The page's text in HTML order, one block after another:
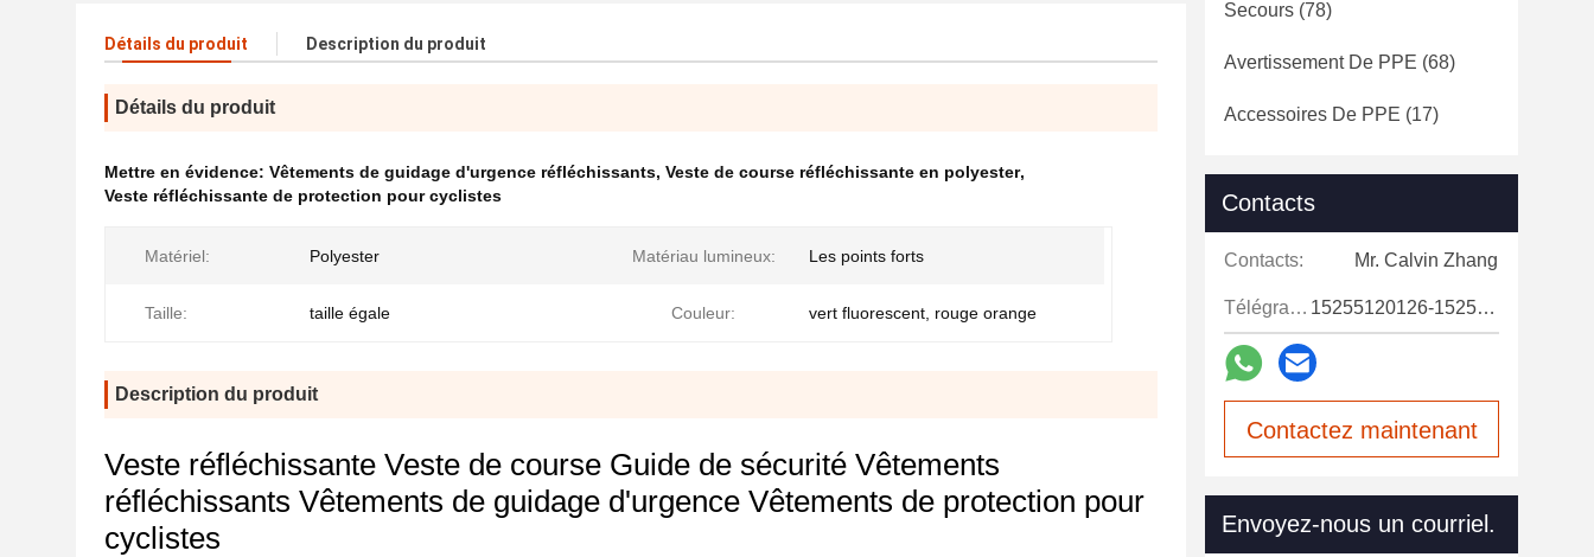
Détails du produit Description du produit
Détails du produit
Mettre en évidence: Vêtements de guidage d'urgence réfléchissants, Veste de course réfléchissante en polyester,
Veste réfléchissante de protection pour cyclistes
Matériel: Polyester Matériau lumineux: Les points forts
Taille: taille égale Couleur: vert fluorescent, rouge orange
Description du produit
Veste réfléchissante Veste de course Guide de sécurité Vêtements
réfléchissants Vêtements de guidage d'urgence Vêtements de protection pour
cyclistes
Secours (78)
Avertissement De PPE (68)
Accessoires De PPE (17)
Contacts
Contacts: Mr. Calvin Zhang
Télégramme: 15255120126-15255120126
Contactez maintenant
Envoyez-nous un courriel.